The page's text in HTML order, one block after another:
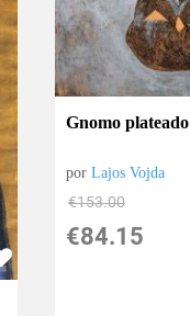
Gnomo plateado
porLajos Vojda
€153.00
€84.15